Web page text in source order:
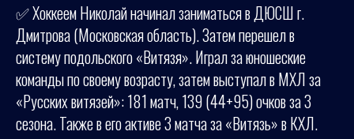
✅ Хоккеем Николай начинал заниматься в ДЮСШ г.
Дмитрова (Московская область). Затем перешел в
систему подольского «Витязя». Играл за юношеские
команды по своему возрасту, затем выступал в МХЛ за
«Русских витязей»: 181 матч, 139 (44+95) очков за 3
сезона. Также в его активе 3 матча за «Витязь» в КХЛ.